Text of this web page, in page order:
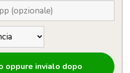
oppure invialo dopo